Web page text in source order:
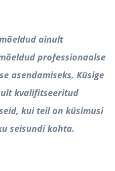
ainult
professionaalse
asendamiseks. Küsige
kvalifitseeritud
kui teil on küsimusi
seisundi kohta.